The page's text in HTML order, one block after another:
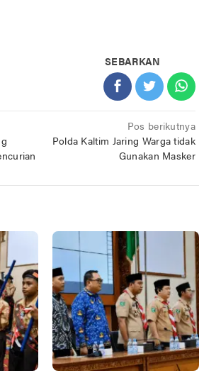
SEBARKAN
Pos berikutnya
Polda Kaltim Jaring Warga tidak
Gunakan Masker